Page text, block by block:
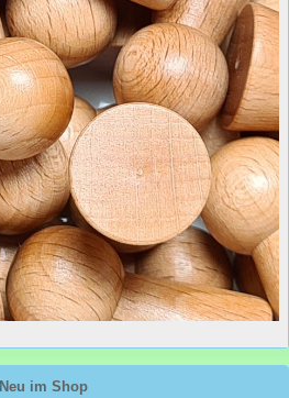
Neu im Shop